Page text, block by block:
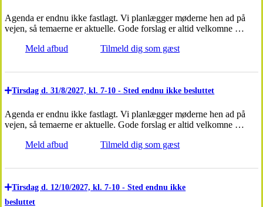
Agenda er endnu ikke fastlagt. Vi planlægger møderne hen ad på
vejen, så temaerne er aktuelle. Gode forslag er altid velkomne …
Meld afbud
Tilmeld dig som gæst
Tirsdag d. 31/8/2027, kl. 7-10 - Sted endnu ikke besluttet
Agenda er endnu ikke fastlagt. Vi planlægger møderne hen ad på
vejen, så temaerne er aktuelle. Gode forslag er altid velkomne …
Meld afbud
Tilmeld dig som gæst
Tirsdag d. 12/10/2027, kl. 7-10 - Sted endnu ikke
besluttet